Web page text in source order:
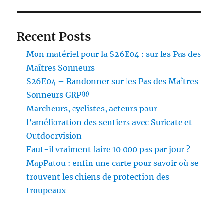
Recent Posts
Mon matériel pour la S26E04 : sur les Pas des
Maîtres Sonneurs
S26E04 – Randonner sur les Pas des Maîtres
Sonneurs GRP®
Marcheurs, cyclistes, acteurs pour
l’amélioration des sentiers avec Suricate et
Outdoorvision
Faut-il vraiment faire 10 000 pas par jour ?
MapPatou : enfin une carte pour savoir où se
trouvent les chiens de protection des
troupeaux